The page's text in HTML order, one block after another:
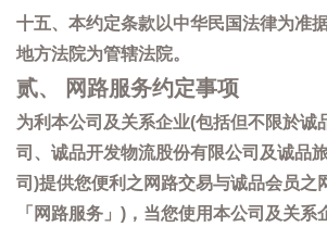
十五、本约定条款以中华民国法律为准
地方法院为管辖法院。
贰、 网路服务约定事项
为利本公司及关系企业(包括但不限於诚
司、诚品开发物流股份有限公司及诚品
司)提供您便利之网路交易与诚品会员之
「网路服务」)，当您使用本公司及关系